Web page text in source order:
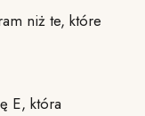
niż te, które
E, która